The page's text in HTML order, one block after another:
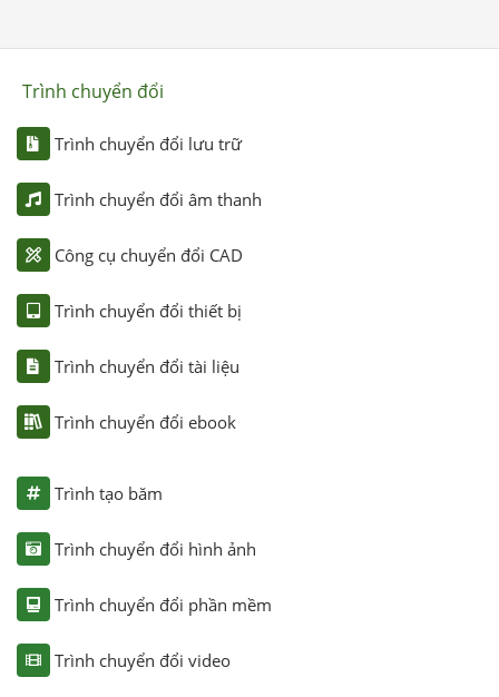
Trình chuyển đổi
Trình chuyển đổi lưu trữ
Trình chuyển đổi âm thanh
Công cụ chuyển đổi CAD
Trình chuyển đổi thiết bị
Trình chuyển đổi tài liệu
Trình chuyển đổi ebook
Trình tạo băm
Trình chuyển đổi hình ảnh
Trình chuyển đổi phần mềm
Trình chuyển đổi video